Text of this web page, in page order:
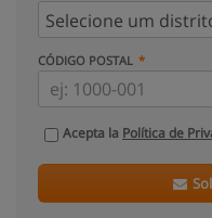
CÓDIGO POSTAL
Acepta la Política de